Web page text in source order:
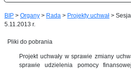
BIP > Organy > Rada > Projekty uchwał >
5.11.2013 r.
Pliki do pobrania
Projekt uchwały w sprawie zmiany
sprawie udzielenia pomocy